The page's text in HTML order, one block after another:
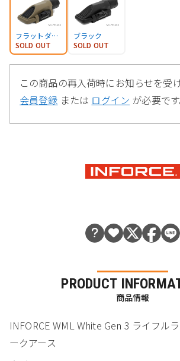
フラットダークアース
SOLD OUT
ブラック
SOLD OUT
この商品の再入荷時にお知らせを受
会員登録 または ログイン が必要です
PRODUCT
商品情報
INFORCE WML White Gen 3 ライフル
ークアース